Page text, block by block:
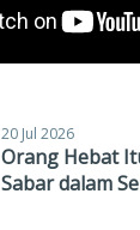
20 Jul 2026
Orang Hebat
Sabar dalam